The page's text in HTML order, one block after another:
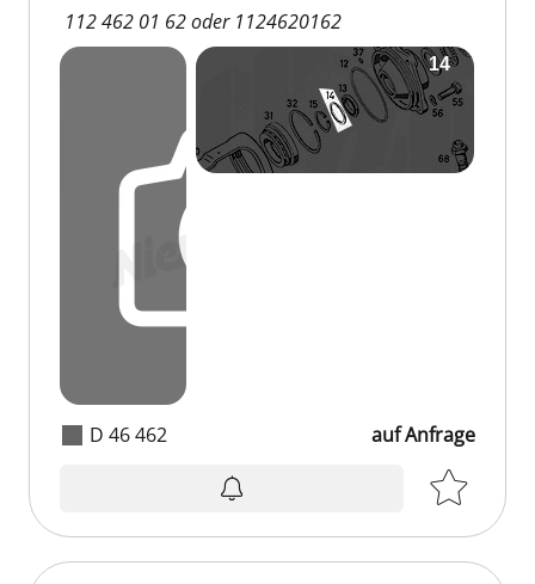
D 46 462
112 462 01 62 oder 1124620162
auf Anfrage